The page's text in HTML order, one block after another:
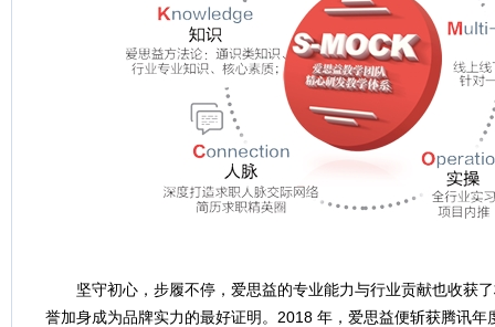
坚守初心，步履不停，爱思益的专业能力与行业贡献也收获
誉加身成为品牌实力的最好证明。2018 年，爱思益便斩获腾讯年